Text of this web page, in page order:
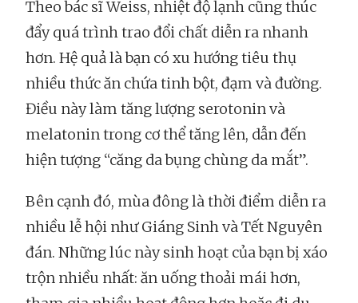
Theo bác sĩ Weiss, nhiệt độ lạnh cũng thúc
đẩy quá trình trao đổi chất diễn ra nhanh
hơn. Hệ quả là bạn có xu hướng tiêu thụ
nhiều thức ăn chứa tinh bột, đạm và đường.
Điều này làm tăng lượng serotonin và
melatonin trong cơ thể tăng lên, dẫn đến
hiện tượng “căng da bụng chùng da mắt”.
Bên cạnh đó, mùa đông là thời điểm diễn ra
nhiều lễ hội như Giáng Sinh và Tết Nguyên
đán. Những lúc này sinh hoạt của bạn bị xáo
trộn nhiều nhất: ăn uống thoải mái hơn,